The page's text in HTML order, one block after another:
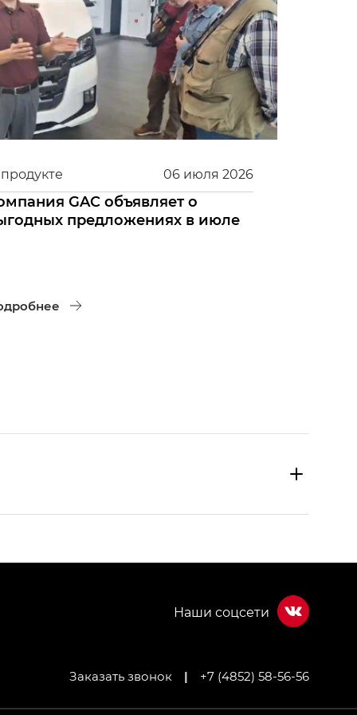
06 июля 2026
GAC объявляет о
предложениях в июле
Заказать звонок | +7 (4852) 58-56-56